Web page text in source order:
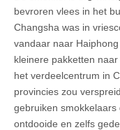
bevroren vlees in het
Changsha was in
vandaar naar
kleinere pakketten
het verdeelcentrum in
provincies zou
gebruiken
ontdooide en zelfs